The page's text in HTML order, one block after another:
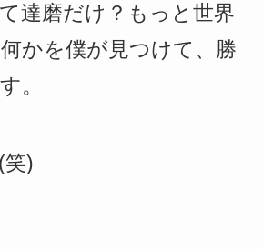
達磨だけ？もっと世界
かを僕が見つけて、勝
。
笑)